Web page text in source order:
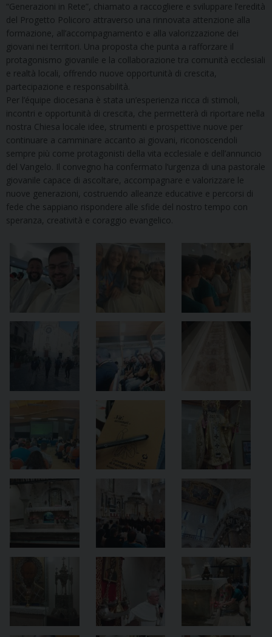
“Generazioni in Rete”, chiamato a raccogliere e sviluppare l’eredità
del Progetto Policoro attraverso una rinnovata attenzione alla
formazione, all’accompagnamento e alla valorizzazione dei
giovani nei territori. Una proposta che punta a rafforzare il
protagonismo giovanile e la collaborazione tra comunità ecclesiali
e realtà locali, offrendo nuove opportunità di crescita,
partecipazione e responsabilità.
Per l’équipe diocesana è stata un’esperienza ricca di stimoli,
incontri e opportunità di crescita, che permetterà di riportare nella
nostra Chiesa locale idee, strumenti e prospettive nuove per
continuare a camminare accanto ai giovani, riconoscendoli
sempre più come protagonisti della vita ecclesiale e dell’annuncio
del Vangelo. Il convegno ha confermato l’urgenza di una pastorale
giovanile capace di ascoltare, accompagnare e valorizzare le
nuove generazioni, costruendo alleanze educative e percorsi di
fede che sappiano rispondere alle sfide del nostro tempo con
speranza, creatività e coraggio evangelico.